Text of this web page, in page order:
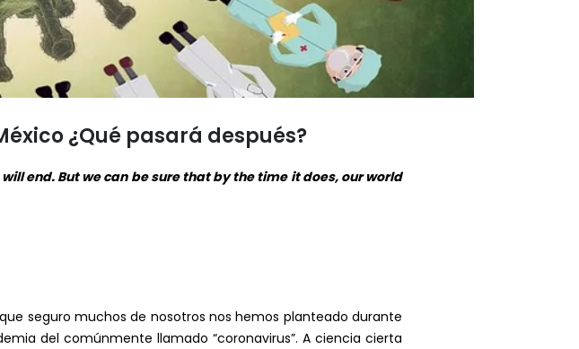
¿Qué pasará después?
end. But we can be sure that by the time it does, our world
seguro muchos de nosotros nos hemos planteado durante
del comúnmente llamado “coronavirus”. A ciencia cierta